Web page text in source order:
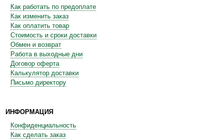
Как работать по предоплате
Как изменить заказ
Как оплатить товар
Стоимость и сроки доставки
Обмен и возврат
Работа в выходные дни
Договор оферта
Калькулятор доставки
Письмо директору
ИНФОРМАЦИЯ
Конфиденциальность
Как сделать заказ